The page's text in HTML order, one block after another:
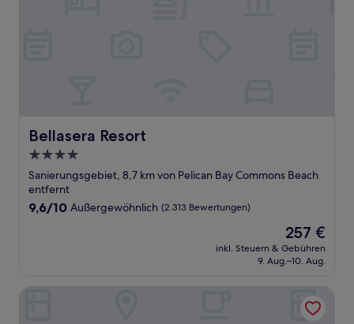
Bellasera Resort
Bellasera Resort
4.0-
Sterne-
Unterkunft
Sanierungsgebiet, 8,7 km von Pelican Bay Commons Beach
entfernt
9.6
9,6/10 Außergewöhnlich (2.313 Bewertungen)
Der
Preis
beträgt
257 €
inkl. Steuern & Gebühren
9. Aug.–10. Aug.
Latitude 26 Waterfront Boutique Resort - Bonita Springs